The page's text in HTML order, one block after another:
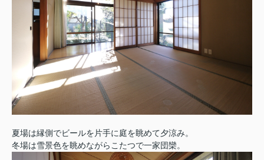
夏場は縁側でビールを片手に庭を眺めて夕涼み。
冬場は雪景色を眺めながらこたつで一家団欒。